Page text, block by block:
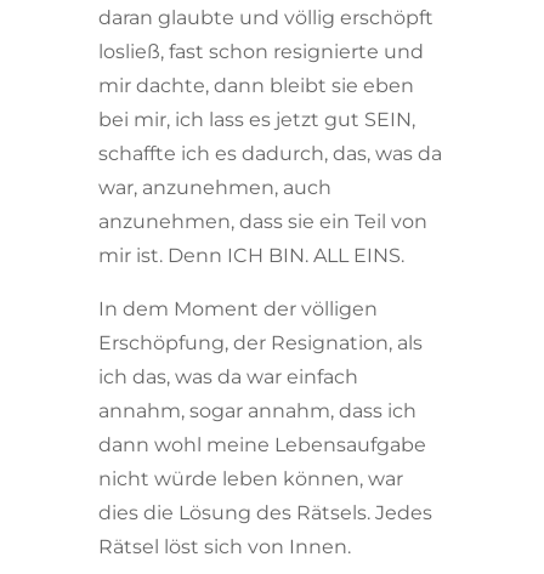
daran glaubte und völlig erschöpft
losließ, fast schon resignierte und
mir dachte, dann bleibt sie eben
bei mir, ich lass es jetzt gut SEIN,
schaffte ich es dadurch, das, was da
war, anzunehmen, auch
anzunehmen, dass sie ein Teil von
mir ist. Denn ICH BIN. ALL EINS.
In dem Moment der völligen
Erschöpfung, der Resignation, als
ich das, was da war einfach
annahm, sogar annahm, dass ich
dann wohl meine Lebensaufgabe
nicht würde leben können, war
dies die Lösung des Rätsels. Jedes
Rätsel löst sich von Innen.